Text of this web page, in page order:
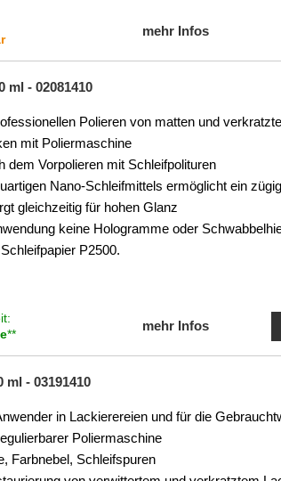
mehr Infos
ml - 02081410
Polieren von matten und
mit Poliermaschine
dem Vorpolieren mit Schleifpolituren
Nano-Schleifmittels ermöglicht ein
gleichzeitig für hohen Glanz
keine Hologramme oder
P2500.
**
mehr Infos
ml - 03191410
in Lackierereien und für die
Poliermaschine
Farbnebel, Schleifspuren